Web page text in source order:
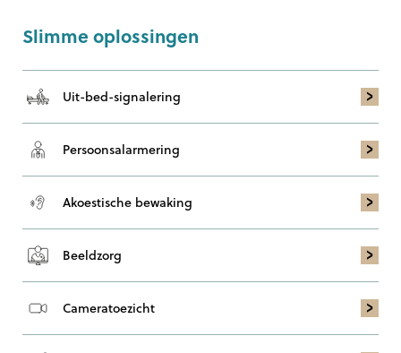
Slimme oplossingen
Uit-bed-signalering
Persoons­alarmering
Akoestische bewaking
Beeldzorg
Cameratoezicht